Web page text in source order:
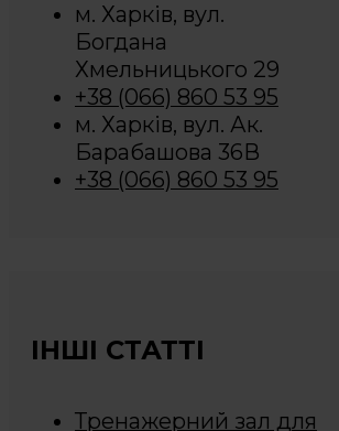
м. Харків, вул.
Богдана
Хмельницького 29
+38 (066) 860 53 95
м. Харків, вул. Ак.
Барабашова 36В
+38 (066) 860 53 95
ІНШІ СТАТТІ
Тренажерний зал для